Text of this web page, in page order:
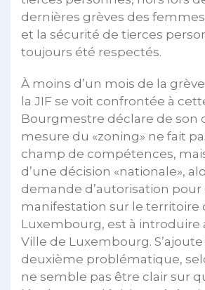
dernières grèves des
et la sécurité de tierces
toujours été respectés.
À moins d’un mois de la
la JIF se voit confrontée à
Bourgmestre déclare de son
mesure du «zoning» ne fait
champ de compétences, mais
d’une décision «nationale»,
demande d’autorisation
manifestation sur le territoire
Luxembourg, est à introduire
Ville de Luxembourg.
deuxième problématique,
ne semble pas être clair sur